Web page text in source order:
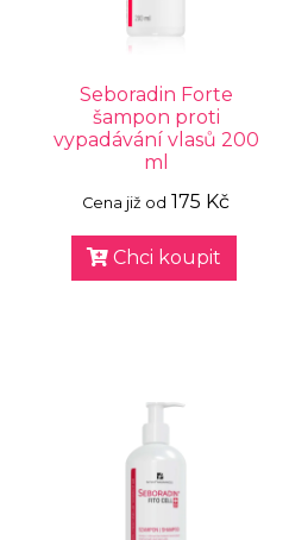
Seboradin Forte
šampon proti
vypadávání vlasů 200
ml
Cena již od 175 Kč
Chci koupit